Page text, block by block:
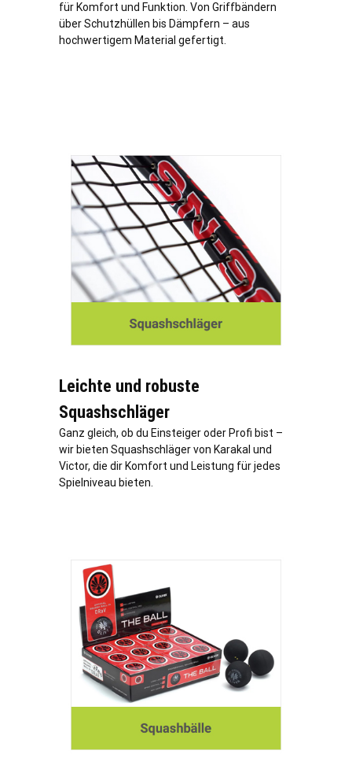
für Komfort und Funktion. Von Griffbändern
über Schutzhüllen bis Dämpfern – aus
hochwertigem Material gefertigt.
Leichte und robuste
Squashschläger
Ganz gleich, ob du Einsteiger oder Profi bist –
wir bieten Squashschläger von Karakal und
Victor, die dir Komfort und Leistung für jedes
Spielniveau bieten.